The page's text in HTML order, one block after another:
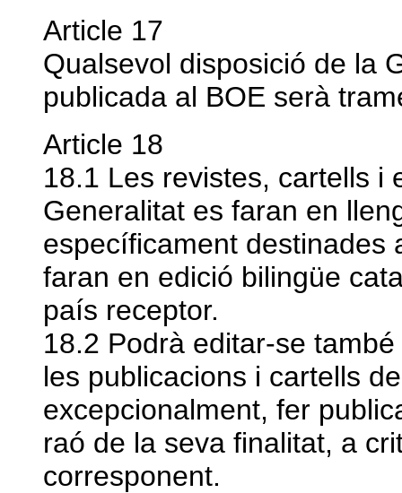
Article 17
Qualsevol disposició de la
publicada al BOE serà
Article 18
18.1 Les revistes, cartells i
Generalitat es faran en
específicament destinades
faran en edició bilingüe
país receptor.
18.2 Podrà editar-se
les publicacions i cartells
excepcionalment, fer
raó de la seva finalitat, a
corresponent.